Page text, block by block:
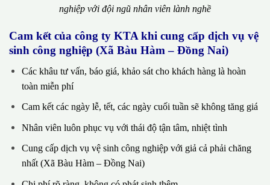
nghiệp với đội ngũ nhân viên lành nghề
Cam kết của công ty KTA khi cung cấp dịch vụ vệ
sinh công nghiệp (Xã Bàu Hàm – Đồng Nai)
Các khâu tư vấn, báo giá, khảo sát cho khách hàng là hoàn
toàn miễn phí
Cam kết các ngày lễ, tết, các ngày cuối tuần sẽ không tăng giá
Nhân viên luôn phục vụ với thái độ tận tâm, nhiệt tình
Cung cấp dịch vụ vệ sinh công nghiệp với giả cả phải chăng
nhất (Xã Bàu Hàm – Đồng Nai)